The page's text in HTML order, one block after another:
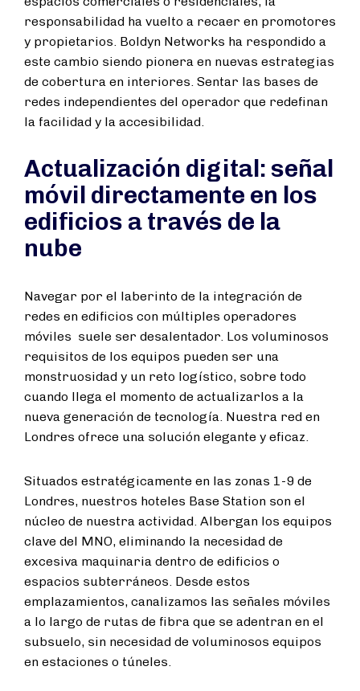
responsabilidad ha vuelto a recaer en promotores
y propietarios. Boldyn Networks ha respondido a
este cambio siendo pionera en nuevas estrategias
de cobertura en interiores. Sentar las bases de
redes independientes del operador que redefinan
la facilidad y la accesibilidad.
Actualización digital: señal
móvil directamente en los
edificios a través de la
nube
Navegar por el laberinto de la integración de
redes en edificios con múltiples operadores
móviles suele ser desalentador. Los voluminosos
requisitos de los equipos pueden ser una
monstruosidad y un reto logístico, sobre todo
cuando llega el momento de actualizarlos a la
nueva generación de tecnología. Nuestra red en
Londres ofrece una solución elegante y eficaz.
Situados estratégicamente en las zonas 1-9 de
Londres, nuestros hoteles Base Station son el
núcleo de nuestra actividad. Albergan los equipos
clave del MNO, eliminando la necesidad de
excesiva maquinaria dentro de edificios o
espacios subterráneos. Desde estos
emplazamientos, canalizamos las señales móviles
a lo largo de rutas de fibra que se adentran en el
subsuelo, sin necesidad de voluminosos equipos
en estaciones o túneles.